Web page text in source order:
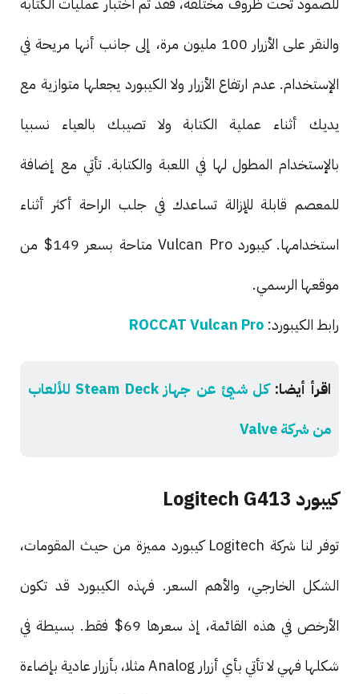
والنقر على الأزرار 100 مليون مرة، إلى جانب أنها مريحة في
الإستخدام. عدم ارتفاع الأزرار ولا الكيبورد يجعلها متوازية مع
يديك أثناء عملية الكتابة ولا تصيبك بالعياء نسبيا
بالإستخدام المطول لها في اللعبة والكتابة. تأتي مع إضافة
للمعصم قابلة للإزالة تساعدك في جلب الراحة أكثر أثناء
استخدامها. كيبورد Vulcan Pro متاحة بسعر 149$ من
موقعها الرسمي.
رابط الكيبورد: ROCCAT Vulcan Pro
اقرأ أيضا:
كل شيئ عن جهاز Steam Deck للألعاب
من شركة Valve
كيبورد Logitech G413
توفر لنا شركة Logitech كيبورد مميزة من حيث المقومات،
الشكل الخارجي، والأهم السعر. فهذه الكيبورد قد تكون
الأرخص في هذه القائمة، إذ سعرها 69$ فقط. بسيطة في
شكلها فهي لا تأتي بأي أزرار Analog مثلا، بأزرار عادية بإضاءة